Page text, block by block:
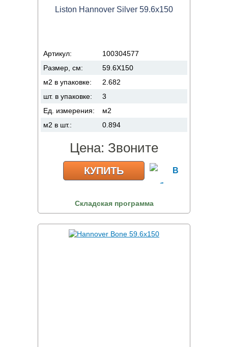
Liston Hannover Silver 59.6x150
Артикул:
100304577
Размер, см:
59.6X150
м2 в упаковке:
2.682
шт. в упаковке:
3
Ед. измерения:
м2
м2 в шт.:
0.894
Цена: Звоните
КУПИТЬ
Складская программа